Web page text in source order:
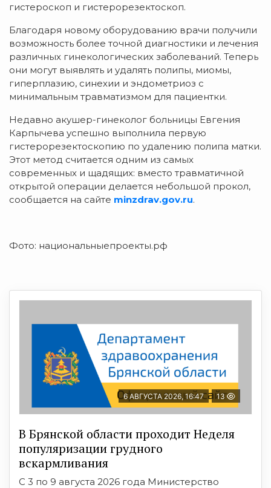
гистероскоп и гистерорезектоскоп.
Благодаря новому оборудованию врачи получили
возможность более точной диагностики и лечения
различных гинекологических заболеваний. Теперь
они могут выявлять и удалять полипы, миомы,
гиперплазию, синехии и эндометриоз с
минимальным травматизмом для пациентки.
Недавно акушер-гинеколог больницы Евгения
Карпычева успешно выполнила первую
гистерорезектоскопию по удалению полипа матки.
Этот метод считается одним из самых
современных и щадящих: вместо травматичной
открытой операции делается небольшой прокол,
сообщается на сайте minzdrav.gov.ru.
Фото: национальныепроекты.рф
6 АВГУСТА 2026, 16:47 13
В Брянской области проходит Неделя
популяризации грудного
вскармливания
С 3 по 9 августа 2026 года Министерство